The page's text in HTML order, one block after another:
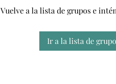
Vuelve a la lista de grupos e
Ir a la lista de